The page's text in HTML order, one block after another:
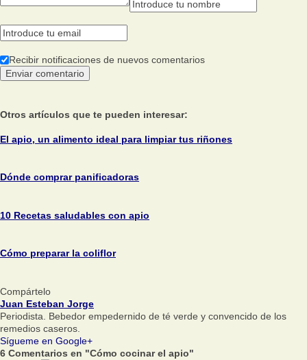
Recibir notificaciones de nuevos comentarios
Otros artículos que te pueden interesar:
El apio, un alimento ideal para limpiar tus riñones
Dónde comprar panificadoras
10 Recetas saludables con apio
Cómo preparar la coliflor
Compártelo
Juan Esteban Jorge
Periodista. Bebedor empedernido de té verde y convencido de los
remedios caseros.
Sígueme en Google+
6 Comentarios en "Cómo cocinar el apio"